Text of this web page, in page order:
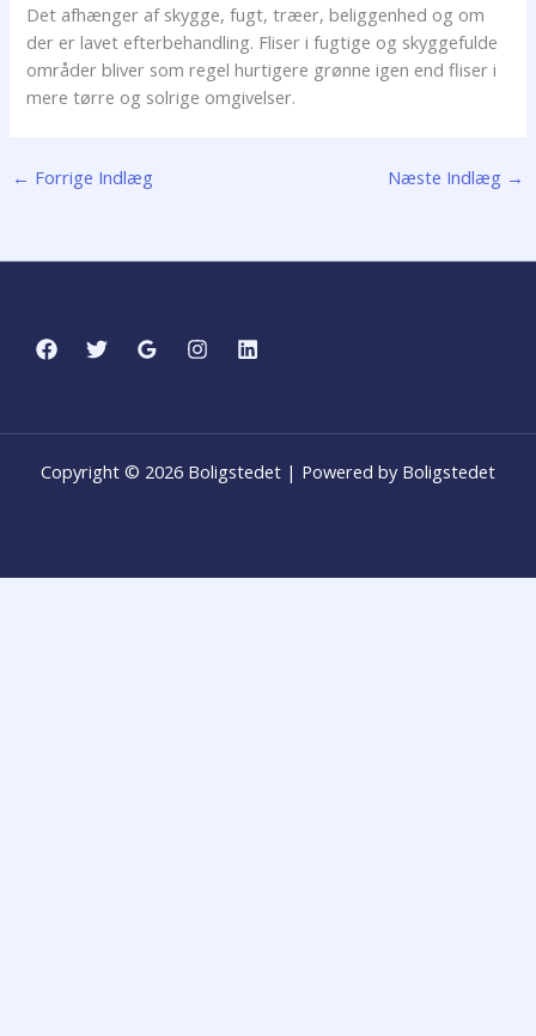
Det afhænger af skygge, fugt, træer, beliggenhed og om
der er lavet efterbehandling. Fliser i fugtige og skyggefulde
områder bliver som regel hurtigere grønne igen end fliser i
mere tørre og solrige omgivelser.
← Forrige Indlæg Næste Indlæg →
Copyright © 2026 Boligstedet | Powered by Boligstedet